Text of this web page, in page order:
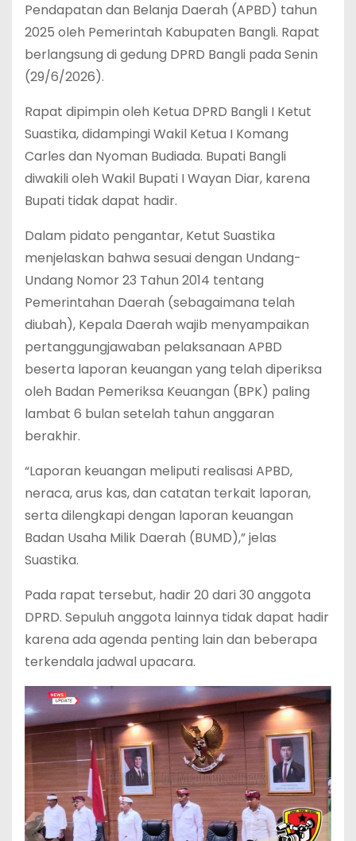
Pendapatan dan Belanja Daerah (APBD) tahun
2025 oleh Pemerintah Kabupaten Bangli. Rapat
berlangsung di gedung DPRD Bangli pada Senin
(29/6/2026).
Rapat dipimpin oleh Ketua DPRD Bangli I Ketut
Suastika, didampingi Wakil Ketua I Komang
Carles dan Nyoman Budiada. Bupati Bangli
diwakili oleh Wakil Bupati I Wayan Diar, karena
Bupati tidak dapat hadir.
Dalam pidato pengantar, Ketut Suastika
menjelaskan bahwa sesuai dengan Undang-
Undang Nomor 23 Tahun 2014 tentang
Pemerintahan Daerah (sebagaimana telah
diubah), Kepala Daerah wajib menyampaikan
pertanggungjawaban pelaksanaan APBD
beserta laporan keuangan yang telah diperiksa
oleh Badan Pemeriksa Keuangan (BPK) paling
lambat 6 bulan setelah tahun anggaran
berakhir.
“Laporan keuangan meliputi realisasi APBD,
neraca, arus kas, dan catatan terkait laporan,
serta dilengkapi dengan laporan keuangan
Badan Usaha Milik Daerah (BUMD),” jelas
Suastika.
Pada rapat tersebut, hadir 20 dari 30 anggota
DPRD. Sepuluh anggota lainnya tidak dapat hadir
karena ada agenda penting lain dan beberapa
terkendala jadwal upacara.